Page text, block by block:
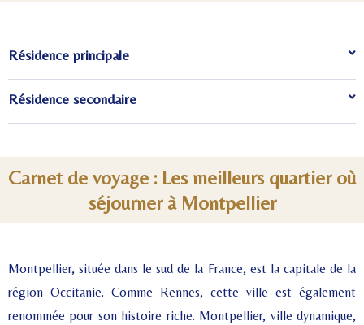
Résidence principale
Résidence secondaire
Carnet de voyage : Les meilleurs quartier où
séjourner à Montpellier
Montpellier, située dans le sud de la France, est la capitale de la
région Occitanie. Comme Rennes, cette ville est également
renommée pour son histoire riche. Montpellier, ville dynamique,